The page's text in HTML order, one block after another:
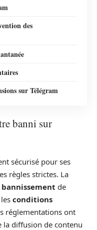
des
sur Télégram
banni sur
sécurisé pour ses
règles strictes. La
bannissement de
conditions
réglementations ont
la diffusion de contenu